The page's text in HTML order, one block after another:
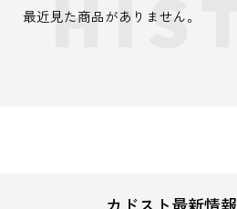
最近見た商品がありません。